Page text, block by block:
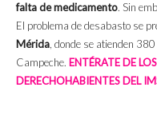
falta de medicamento. Sin
El problema de desabasto se
Mérida, donde se atienden
Campeche. ENTÉRATE DE
DERECHOHABIENTES DEL